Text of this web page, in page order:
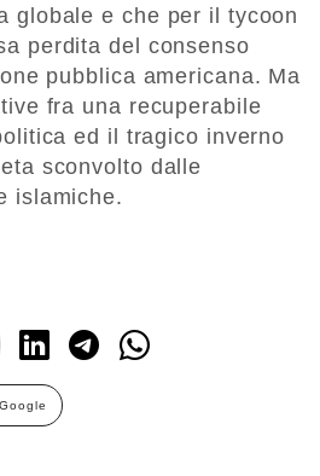
globale e che per il tycoon
perdita del consenso
pubblica americana. Ma
fra una recuperabile
ed il tragico inverno
sconvolto dalle
islamiche.